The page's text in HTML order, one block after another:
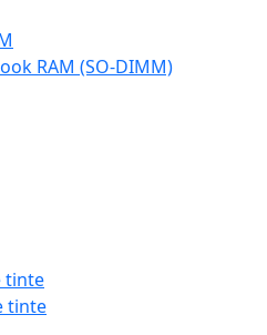
RAM (SO-DIMM)
tinte
tinte